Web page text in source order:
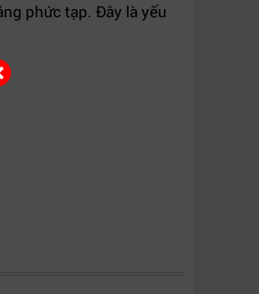
phức tạp. Đây là yếu